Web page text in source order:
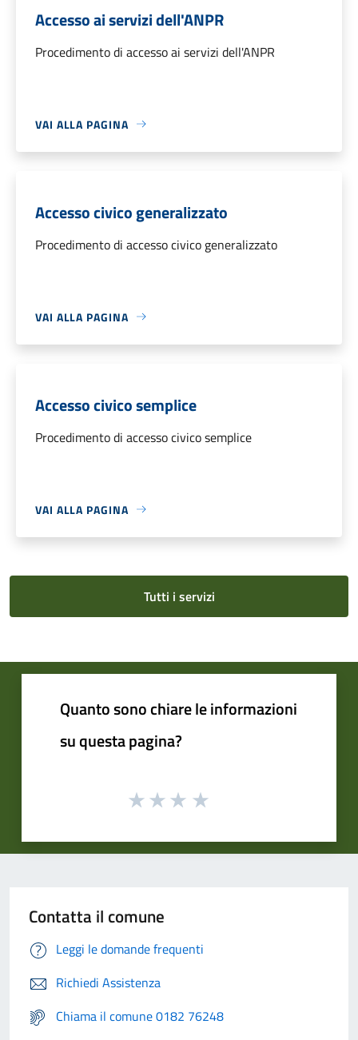
Accesso ai servizi dell'ANPR
Procedimento di accesso ai servizi dell'ANPR
VAI ALLA PAGINA
Accesso civico generalizzato
Procedimento di accesso civico generalizzato
VAI ALLA PAGINA
Accesso civico semplice
Procedimento di accesso civico semplice
VAI ALLA PAGINA
Tutti i servizi
Quanto sono chiare le informazioni
su questa pagina?
Contatta il comune
Leggi le domande frequenti
Richiedi Assistenza
Chiama il comune 0182 76248